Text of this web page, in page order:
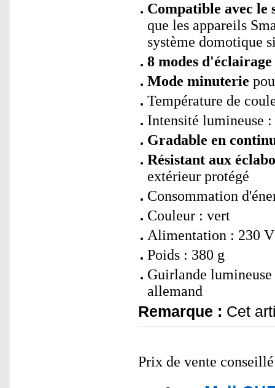
Compatible avec le
que les appareils
système domotique
8 modes d'éclairage
Mode minuterie
Température de
Intensité lumineuse
Gradable en
Résistant aux
extérieur protégé
Consommation
Couleur : vert
Alimentation : 230 V
Poids : 380 g
Guirlande
allemand
Remarque : Cet
Prix de vente